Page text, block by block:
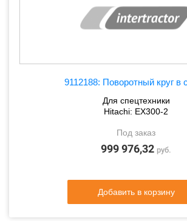
9112188: Поворотный круг в
Для спецтехники
Hitachi: EX300-2
Под заказ
999 976,32 руб.
Добавить в корзину